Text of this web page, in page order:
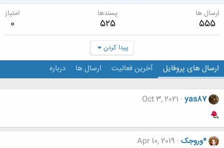
ارسال ها
555
پسندها
525
امتیاز
0
پیدا کردن
ارسال های پروفایل آخرین فعالیت ارسال ها درباره
yas87
Oct 3, 2021
*وروجک Apr 10, 2019